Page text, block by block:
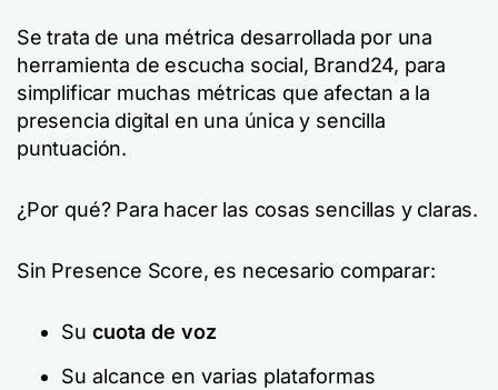
Se trata de una métrica desarrollada por una
herramienta de escucha social, Brand24, para
simplificar muchas métricas que afectan a la
presencia digital en una única y sencilla
puntuación.
¿Por qué? Para hacer las cosas sencillas y claras.
Sin Presence Score, es necesario comparar:
Su cuota de voz
Su alcance en varias plataformas